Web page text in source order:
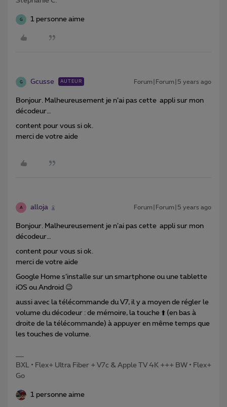
G 1 personne aime
G Gcusse AUTEUR Forum|Forum|5 years ago
Bonjour. Malheureusement je n’ai pas cette appli sur mon
décodeur…
content pour vous si ok.
merci de votre aide
A alloja Forum|Forum|5 years ago
Bonjour. Malheureusement je n’ai pas cette appli sur mon
décodeur…
content pour vous si ok.
merci de votre aide
Google Home s’installe sur un smartphone ou une tablette
iOS ou Android 😉
aussi avec la télécommande du V7, il y a moyen de régler le
volume du décodeur : de mémoire, la touche ⬆️ (en bas à
droite de la télécommande) à appuyer en même temps que
les touches de volume.
BXL • Flex+ Ultra Fiber + V7c & Apple TV 4K +++ BW • Flex+
Go
1 personne aime